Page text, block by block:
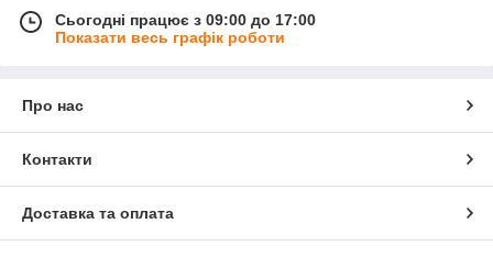
Сьогодні працює з 09:00 до 17:00
Показати весь графік роботи
Про нас
Контакти
Доставка та оплата